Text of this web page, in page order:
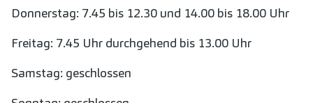
Donnerstag: 7.45 bis 12.30 und 14.00 bis 18.00 Uhr
Freitag: 7.45 Uhr durchgehend bis 13.00 Uhr
Samstag: geschlossen